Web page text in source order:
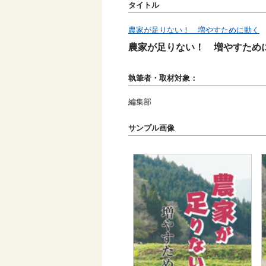
タイトル
農家が足りない！ 増やすために動く
農家が足りない！ 増やすため
執筆者・取材対象：
編集部
サンプル画像